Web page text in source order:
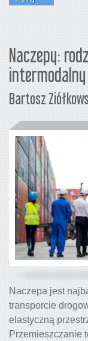
Naczepy:
intermodalny
Bartosz
Naczepa jest
transporcie
elastyczną
Przemieszczanie